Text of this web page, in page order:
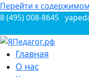
Перейти к
8 (495) 008-8645
Всероссийские
Главная
О нас